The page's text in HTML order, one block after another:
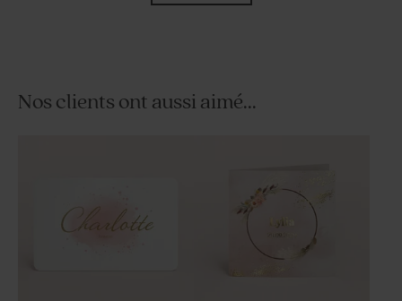
Nos clients ont aussi aimé...